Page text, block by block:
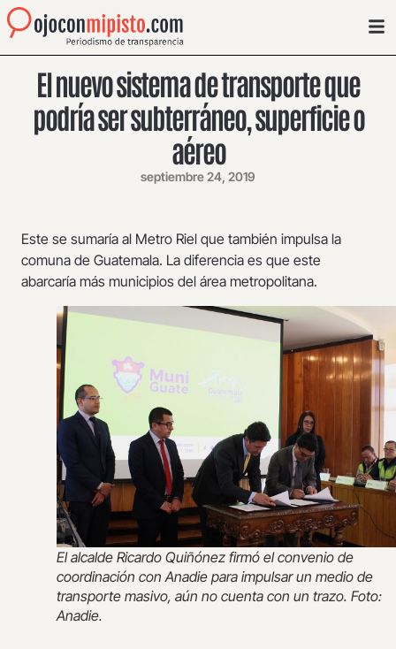
El nuevo sistema de transporte que
podría ser subterráneo, superficie o
aéreo
septiembre 24, 2019
Este se sumaría al Metro Riel que también impulsa la
comuna de Guatemala. La diferencia es que este
abarcaría más municipios del área metropolitana.
El alcalde Ricardo Quiñónez firmó el convenio de
coordinación con Anadie para impulsar un medio de
transporte masivo, aún no cuenta con un trazo. Foto:
Anadie.